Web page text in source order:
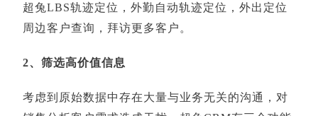
超兔LBS轨迹定位，外勤自动轨迹定位，外出定位
周边客户查询，拜访更多客户。
2、筛选高价值信息
考虑到原始数据中存在大量与业务无关的沟通，对